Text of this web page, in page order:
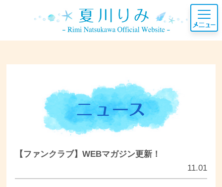
【ファンクラブ】WEBマガジン更新！
11.01